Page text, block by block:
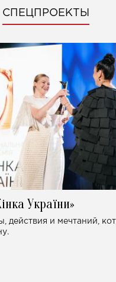
СПЕЦПРОЕКТЫ
України»
действия и мечтаний,